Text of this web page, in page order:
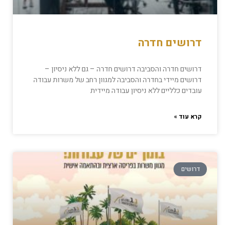
דרושים חדרה
דרושים חדרה והסביבה דרושים חדרה – גם ללא ניסיון –
דרושים מיידי בחדרה והסביבה למגוון רחב של משרות עבודה
עובדים כלליים ללא ניסיון עבודה מיידית
קרא עוד »
דרושים